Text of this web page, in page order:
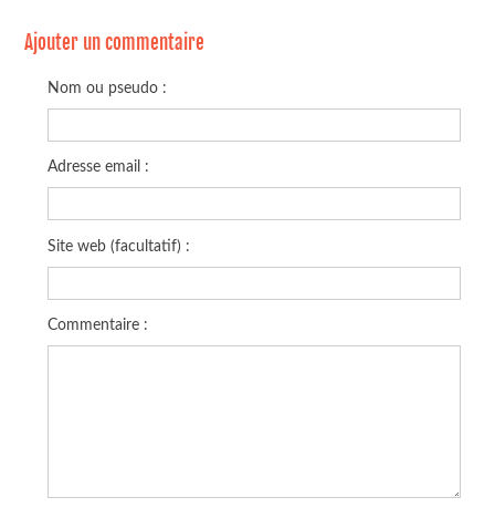
Ajouter un commentaire
Nom ou pseudo :
Adresse email :
Site web (facultatif) :
Commentaire :